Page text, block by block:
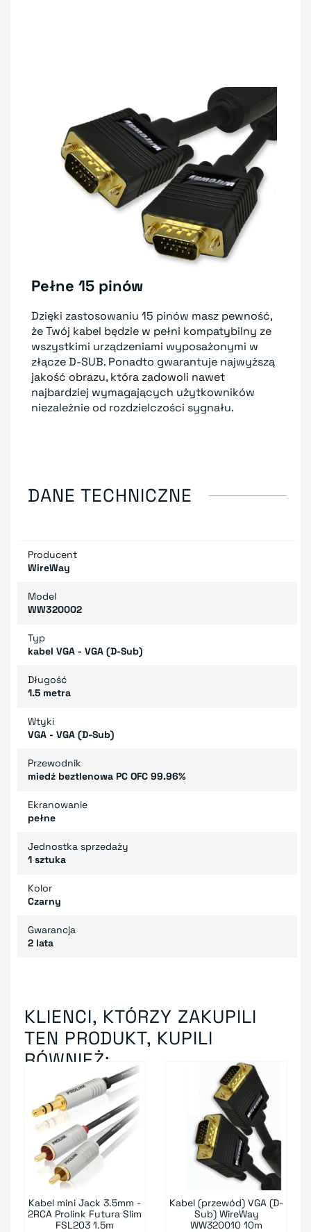
Pełne 15 pinów
Dzięki zastosowaniu 15 pinów masz pewność,
że Twój kabel będzie w pełni kompatybilny ze
wszystkimi urządzeniami wyposażonymi w
złącze D-SUB. Ponadto gwarantuje najwyższą
jakość obrazu, która zadowoli nawet
najbardziej wymagających użytkowników
niezależnie od rozdzielczości sygnału.
DANE TECHNICZNE
Producent
WireWay
Model
WW320002
Typ
kabel VGA - VGA (D-Sub)
Długość
1.5 metra
Wtyki
VGA - VGA (D-Sub)
Przewodnik
miedź beztlenowa PC OFC 99.96%
Ekranowanie
pełne
Jednostka sprzedaży
1 sztuka
Kolor
Czarny
Gwarancja
2 lata
KLIENCI, KTÓRZY ZAKUPILI
TEN PRODUKT, KUPILI
RÓWNIEŻ:
Kabel mini Jack 3.5mm -
2RCA Prolink Futura Slim
FSL203 1.5m
Kabel (przewód) VGA (D-
Sub) WireWay
WW320010 10m